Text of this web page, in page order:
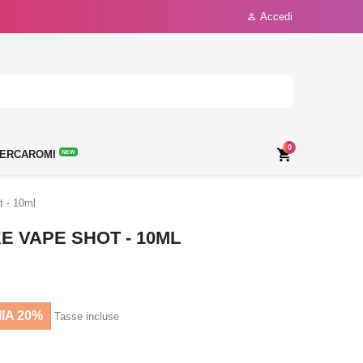
 Accedi
NEW 
0
- 10ml
VAPE SHOT - 10ML
20% Tasse incluse